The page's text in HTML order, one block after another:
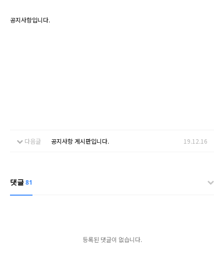
공지사항입니다.
다음글 공지사항 게시판입니다. 19.12.16
댓글81
등록된 댓글이 없습니다.